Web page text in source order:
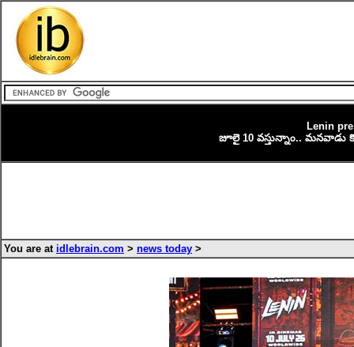
Lenin
జూలై 10 వస్తున్నాం.. మనవాడు
You are at idlebrain.com > news today >